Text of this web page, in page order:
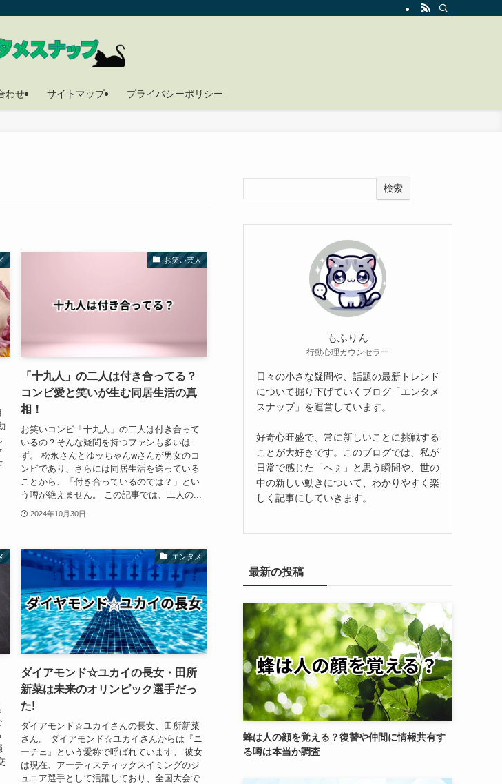
わせ サイトマップ プライバシーポリシー
お笑い芸人
「十九人」の二人は付き合ってる？
コンビ愛と笑いが生む同居生活の真
相！
お笑いコンビ「十九人」の二人は付き合って
いるの？そんな疑問を持つファンも多いは
ず。 松永さんとゆッちゃんwさんが男女のコ
ンビであり、さらには同居生活を送っている
ことから、「付き合っているのでは？」とい
う噂が絶えません。 この記事では、二人の...
2024年10月30日
エンタメ
ダイアモンド☆ユカイの長女・田所
新菜は未来のオリンピック選手だっ
た!
ダイアモンド☆ユカイさんの長女、田所新菜
さん。 ダイアモンド☆ユカイさんからは『ニ
ーチェ』という愛称で呼ばれています。 彼女
は現在、アーティスティックスイミングのジ
ュニア選手として活躍しており、全国大会で
検索
もふりん
行動心理カウンセラー
日々の小さな疑問や、話題の最新トレンド
について掘り下げていくブログ「エンタメ
スナップ」を運営しています。
好奇心旺盛で、常に新しいことに挑戦する
ことが大好きです。このブログでは、私が
日常で感じた「へぇ」と思う瞬間や、世の
中の新しい動きについて、わかりやすく楽
しく記事にしていきます。
最新の投稿
蜂は人の顔を覚える？復讐や仲間に情報共有す
る噂は本当か調査